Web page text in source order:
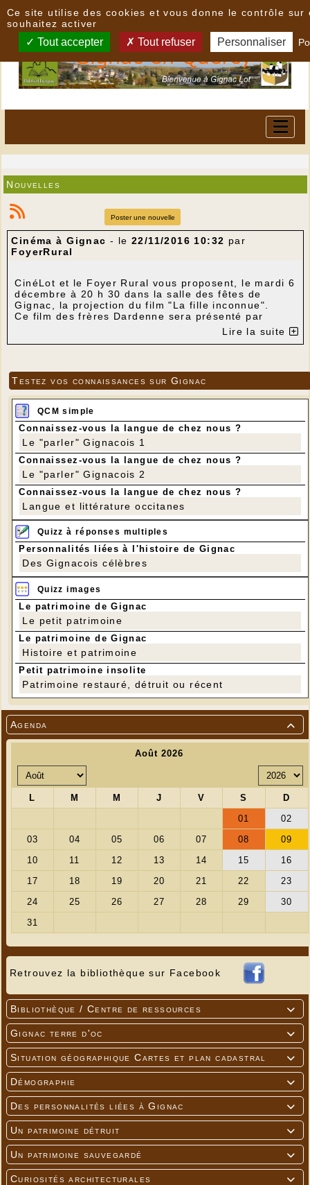

Agenda
Retrouvez la bibliothèque sur Facebook

Bibliothèque / Centre de ressources

Gignac terre d'oc

Situation géographique Cartes et plan cadastral

Démographie

Des personnalités liées à Gignac

Un patrimoine détruit

Un patrimoine sauvegardé

Curiosités architecturales
Nouvelles
Poster une nouvelle
Cinéma à Gignac - le 22/11/2016 10:32 par
FoyerRural
CinéLot et le Foyer Rural vous proposent, le mardi 6
décembre à 20 h 30 dans la salle des fêtes de
Gignac, la projection du film "La fille inconnue".
Ce film des frères Dardenne sera présenté par
LA FILLE INCONNUE
DeLuc Dardenne, Jean-Pierre Dardenne
Avec Adèle Haenel, Olivier Bonnaud, Jérémie Renier
GenreDrame
Nationalités Belge, Français
SYNOPSIS:Jenny, jeune médecin généraliste, se
sent coupable de ne pas avoir ouvert la porte de
son cabinet à une jeune fille retrouvée morte peu de
temps après. Apprenant par la police que rien ne
permet de l'identifier, Jenny n'a plus qu'un seul but :
trouver le nom de la jeune fille pour qu'elle ne soit
pas enterrée anonymement, qu'elle ne disparaisse
pas comme si elle n'avait jamais existé.
Entrée adulte: 6€
Entrée enfant (- de 15 ans): 3€
Abonnement (6 entrées à utiliser dans les 12 mois):
30€
Lire la suite
Testez vos connaissances sur Gignac
QCM simple
Connaissez-vous la langue de chez nous ?
Le "parler" Gignacois 1
Connaissez-vous la langue de chez nous ?
Le "parler" Gignacois 2
Connaissez-vous la langue de chez nous ?
Langue et littérature occitanes
Quizz à réponses multiples
Personnalités liées à l'histoire de Gignac
Des Gignacois célèbres
Quizz images
Le patrimoine de Gignac
Le petit patrimoine
Le patrimoine de Gignac
Histoire et patrimoine
Petit patrimoine insolite
Patrimoine restauré, détruit ou récent
Ce site utilise des cookies et vous donne le contrôle sur
souhaitez activer
Tout accepter Tout refuser Personnaliser